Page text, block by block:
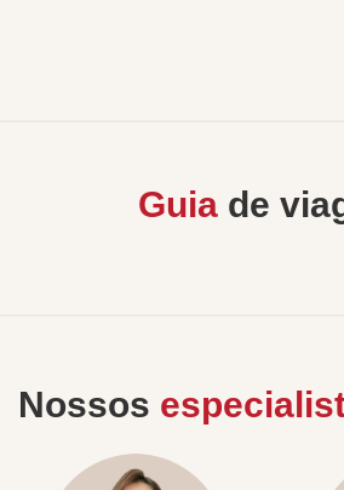
Guiade
Nossos